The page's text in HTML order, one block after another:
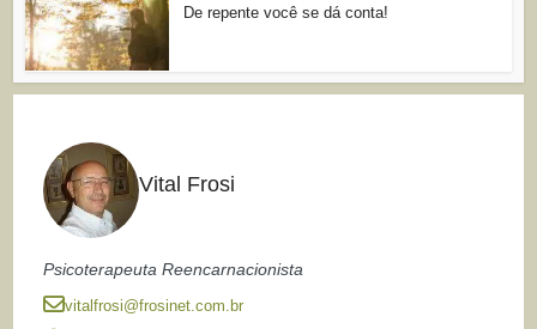
De repente você se dá conta!
Vital Frosi
Psicoterapeuta Reencarnacionista
vitalfrosi@frosinet.com.br